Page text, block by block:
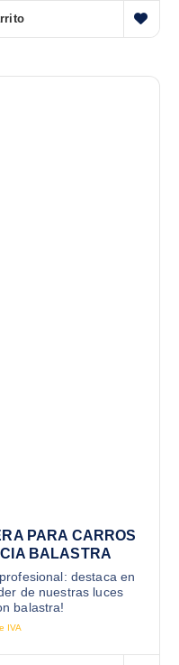
PARA CARROS
BALASTRA
destaca en
de nuestras luces
balastra!
IVA